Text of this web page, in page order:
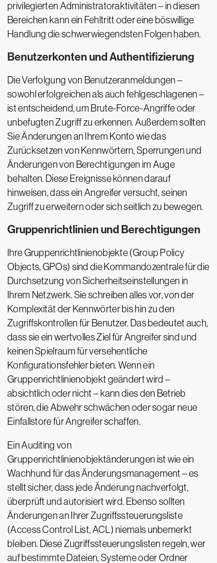
privilegierten Administratoraktivitäten – in diesen
Bereichen kann ein Fehltritt oder eine böswillige
Handlung die schwerwiegendsten Folgen haben.
Benutzerkonten und Authentifizierung
Die Verfolgung von Benutzeranmeldungen –
sowohl erfolgreichen als auch fehlgeschlagenen –
ist entscheidend, um Brute-Force-Angriffe oder
unbefugten Zugriff zu erkennen. Außerdem sollten
Sie Änderungen an Ihrem Konto wie das
Zurücksetzen von Kennwörtern, Sperrungen und
Änderungen von Berechtigungen im Auge
behalten. Diese Ereignisse können darauf
hinweisen, dass ein Angreifer versucht, seinen
Zugriff zu erweitern oder sich seitlich zu bewegen.
Gruppenrichtlinien und Berechtigungen
Ihre Gruppenrichtlinienobjekte (Group Policy
Objects, GPOs) sind die Kommandozentrale für die
Durchsetzung von Sicherheitseinstellungen in
Ihrem Netzwerk. Sie schreiben alles vor, von der
Komplexität der Kennwörter bis hin zu den
Zugriffskontrollen für Benutzer. Das bedeutet auch,
dass sie ein wertvolles Ziel für Angreifer sind und
keinen Spielraum für versehentliche
Konfigurationsfehler bieten. Wenn ein
Gruppenrichtlinienobjekt geändert wird –
absichtlich oder nicht – kann dies den Betrieb
stören, die Abwehr schwächen oder sogar neue
Einfallstore für Angreifer schaffen.
Ein Auditing von
Gruppenrichtlinienobjektänderungen ist wie ein
Wachhund für das Änderungsmanagement – es
stellt sicher, dass jede Änderung nachverfolgt,
überprüft und autorisiert wird. Ebenso sollten
Änderungen an Ihrer Zugriffssteuerungsliste
(Access Control List, ACL) niemals unbemerkt
bleiben. Diese Zugriffssteuerungslisten regeln, wer
auf bestimmte Dateien, Systeme oder Ordner